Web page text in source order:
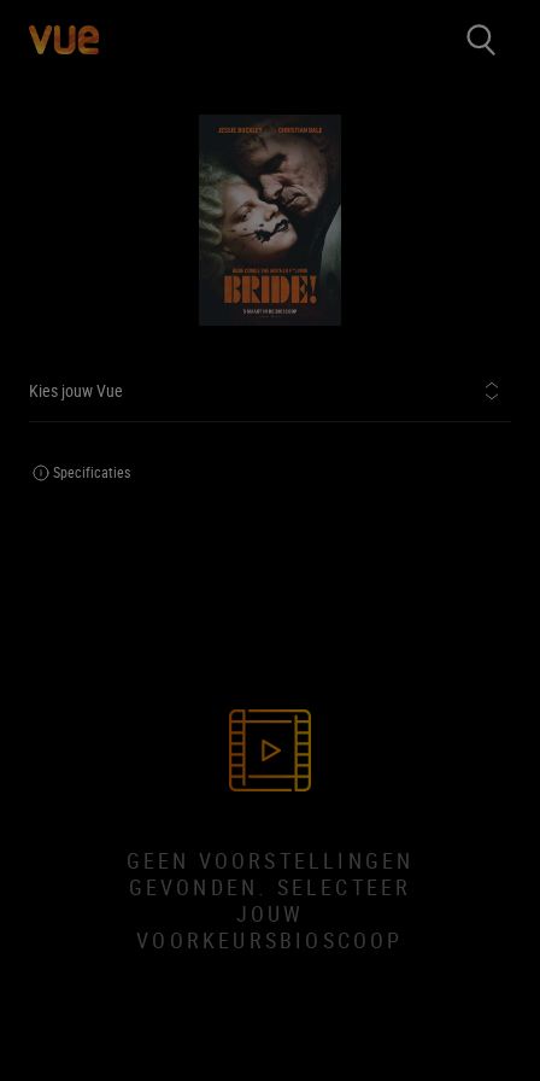
Kies jouw Vue
Specificaties
GEEN VOORSTELLINGEN
GEVONDEN. SELECTEER
JOUW
VOORKEURSBIOSCOOP